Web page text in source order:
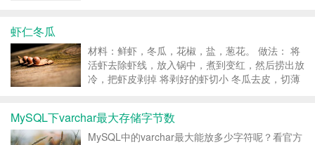
虾仁冬瓜
材料：鲜虾，冬瓜，花椒，盐，葱花。 做法： 将
活虾去除虾线，放入锅中，煮到变红，然后捞出放
冷，把虾皮剥掉 将剥好的虾切小 冬瓜去皮，切薄
翻炒一会儿 加入少量的水，至虾味完全渗透到冬
瓜中 放...
MySQL下varchar最大存储字节数
MySQL中的varchar最大能放多少字符呢？看官方